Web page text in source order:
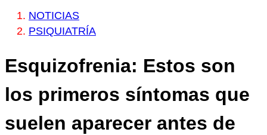
NOTICIAS
PSIQUIATRÍA
Esquizofrenia: Estos son
los primeros síntomas que
suelen aparecer antes de